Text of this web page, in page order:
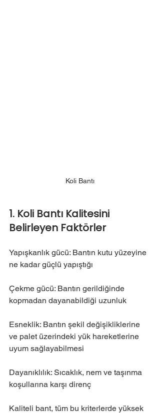
Koli Bantı
1. Koli Bantı Kalitesini
Belirleyen Faktörler
Yapışkanlık gücü: Bantın kutu yüzeyine
ne kadar güçlü yapıştığı
Çekme gücü: Bantın gerildiğinde
kopmadan dayanabildiği uzunluk
Esneklik: Bantın şekil değişikliklerine
ve palet üzerindeki yük hareketlerine
uyum sağlayabilmesi
Dayanıklılık: Sıcaklık, nem ve taşınma
koşullarına karşı direnç
Kaliteli bant, tüm bu kriterlerde yüksek